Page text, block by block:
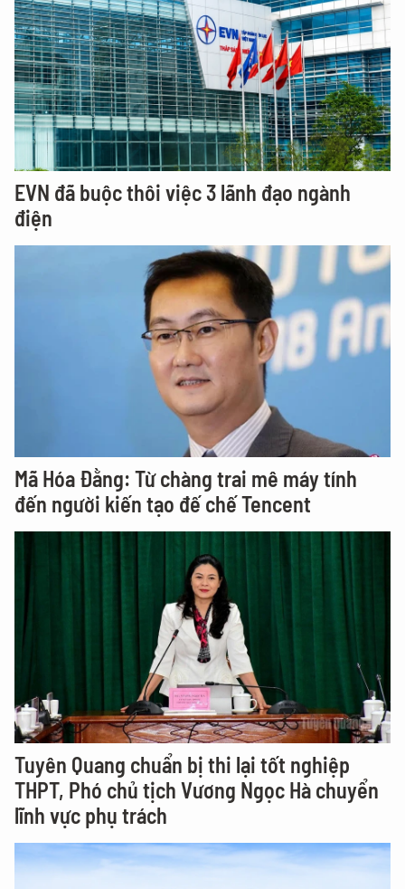
EVN đã buộc thôi việc 3 lãnh đạo ngành
điện
Mã Hóa Đằng: Từ chàng trai mê máy tính
đến người kiến tạo đế chế Tencent
Tuyên Quang chuẩn bị thi lại tốt nghiệp
THPT, Phó chủ tịch Vương Ngọc Hà chuyển
lĩnh vực phụ trách